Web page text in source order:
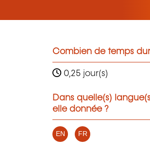
Combien de temps
0,25 jour(s)
Dans quelle(s)
elle donnée ?
EN FR